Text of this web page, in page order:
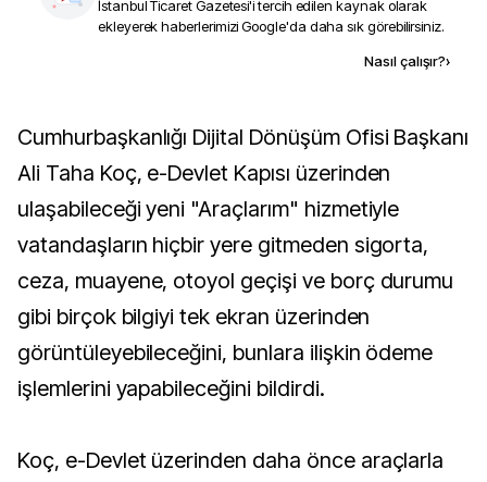
İstanbul Ticaret Gazetesi'i tercih edilen kaynak olarak
ekleyerek haberlerimizi Google'da daha sık görebilirsiniz.
Nasıl çalışır?›
Cumhurbaşkanlığı Dijital Dönüşüm Ofisi Başkanı
Ali Taha Koç, e-Devlet Kapısı üzerinden
ulaşabileceği yeni "Araçlarım" hizmetiyle
vatandaşların hiçbir yere gitmeden sigorta,
ceza, muayene, otoyol geçişi ve borç durumu
gibi birçok bilgiyi tek ekran üzerinden
görüntüleyebileceğini, bunlara ilişkin ödeme
işlemlerini yapabileceğini bildirdi.
Koç, e-Devlet üzerinden daha önce araçlarla